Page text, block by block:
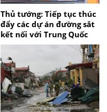
Thủ tướng: Tiếp tục thúc
đẩy các dự án đường sắt
kết nối với Trung Quốc